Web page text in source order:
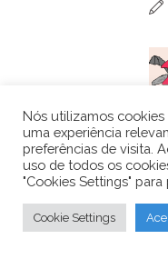
Nós utilizamos
uma experiência
preferências de visita.
uso de todos os
"Cookies Settings"
Cookie Settings